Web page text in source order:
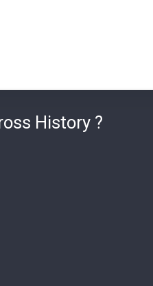
History ?